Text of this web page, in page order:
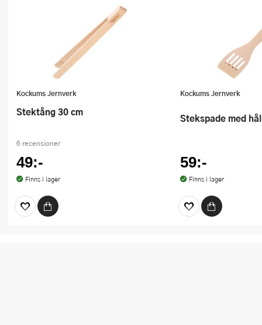
Kockums Jernverk
Stektång 30 cm
6 recensioner
49:-
Finns i lager
Kockums Jernverk
Stekspade med
59:-
Finns i lager